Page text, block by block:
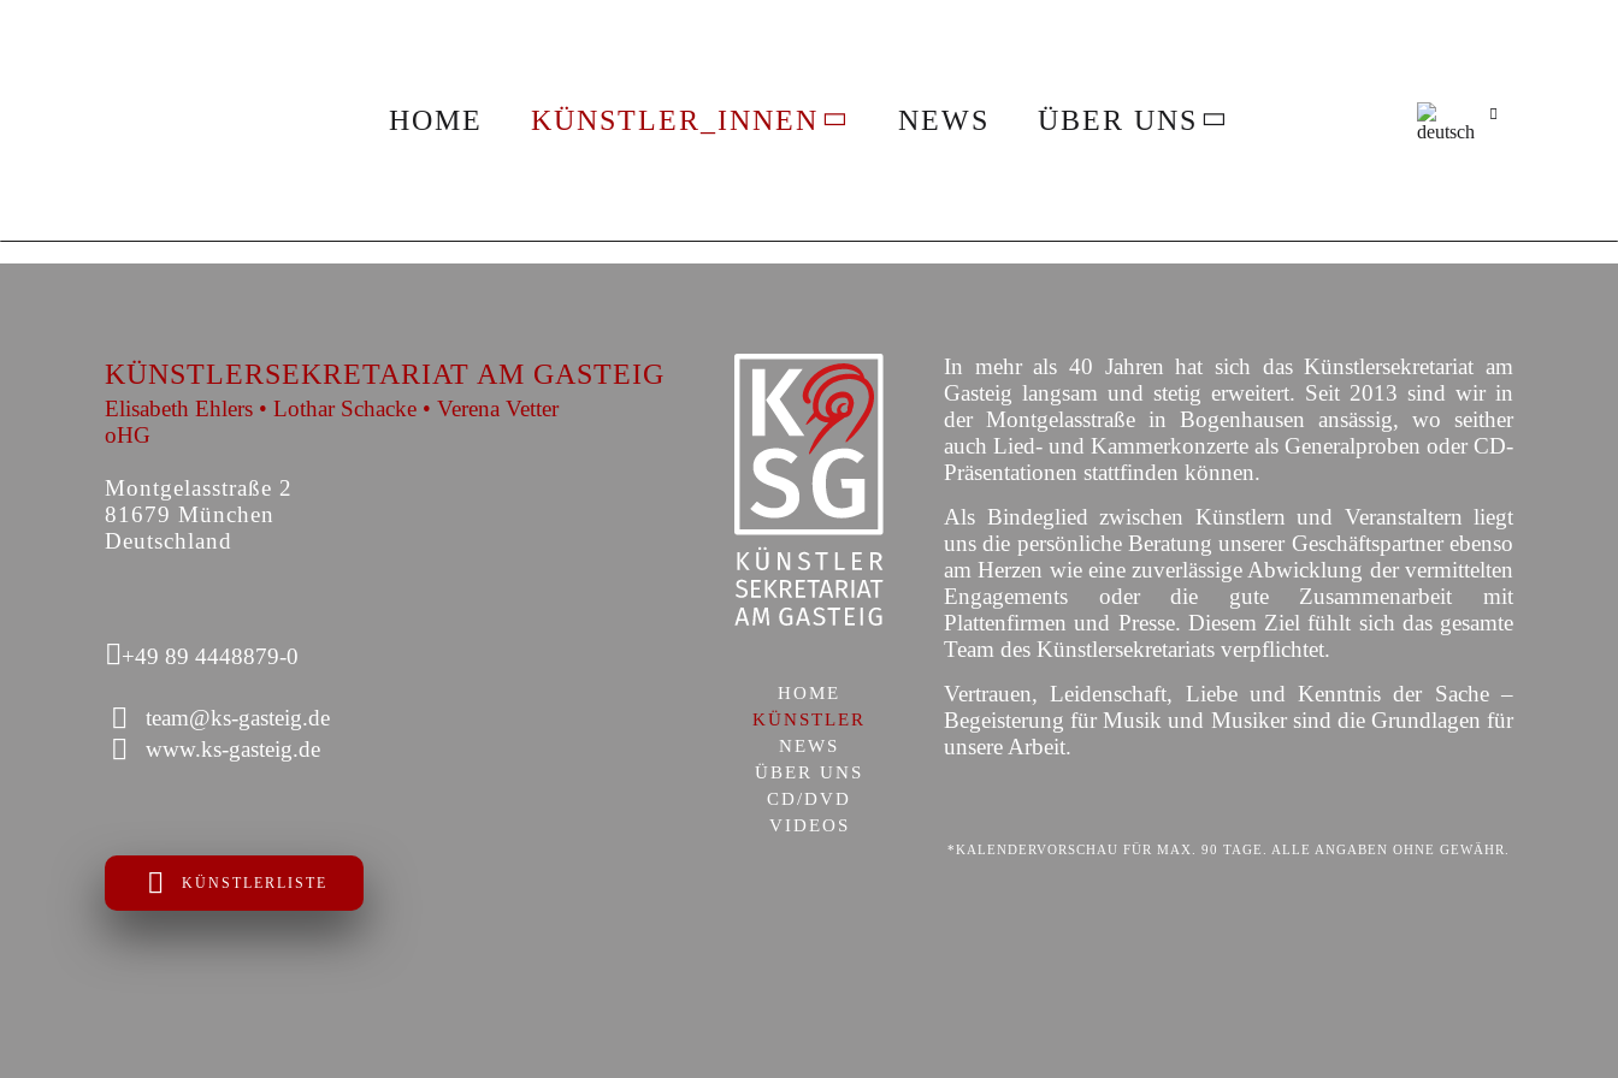
HOME KÜNSTLER_INNEN NEWS ÜBER UNS
KÜNSTLERSEKRETARIAT AM GASTEIG
Elisabeth Ehlers • Lothar Schacke • Verena Vetter
oHG
Montgelasstraße 2
81679 München
Deutschland
+49 89 4448879-0
team@ks-gasteig.de
www.ks-gasteig.de
KÜNSTLERLISTE
HOME
KÜNSTLER
NEWS
ÜBER UNS
CD/DVD
VIDEOS
In mehr als 40 Jahren hat sich das Künstlersekretariat am
Gasteig langsam und stetig erweitert. Seit 2013 sind wir in
der Montgelasstraße in Bogenhausen ansässig, wo seither
auch Lied- und Kammerkonzerte als Generalproben oder CD-
Präsentationen stattfinden können.
Als Bindeglied zwischen Künstlern und Veranstaltern liegt
uns die persönliche Beratung unserer Geschäftspartner ebenso
am Herzen wie eine zuverlässige Abwicklung der vermittelten
Engagements oder die gute Zusammenarbeit mit
Plattenfirmen und Presse. Diesem Ziel fühlt sich das gesamte
Team des Künstlersekretariats verpflichtet.
Vertrauen, Leidenschaft, Liebe und Kenntnis der Sache –
Begeisterung für Musik und Musiker sind die Grundlagen für
unsere Arbeit.
*KALENDERVORSCHAU FÜR MAX. 90 TAGE. ALLE ANGABEN OHNE GEWÄHR.